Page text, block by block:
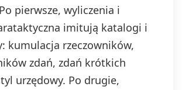
pierwsze, wyliczenia i
imitują katalogi i
kumulacja rzeczowników,
zdań, zdań krótkich
urzędowy. Po drugie,